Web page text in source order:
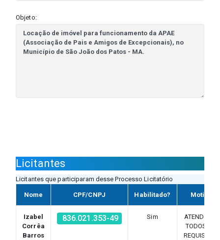
Objeto:
Licitantes
Licitantes que participaram desse Processo Licitatório
Nome CPF/CNPJ Habilitado? Motivo
Izabel
Corrêa
Barros
836.021.353-49 Sim
ATENDEU A
TODOS OS
REQUISITOS